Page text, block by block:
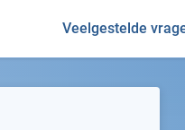
Veelgestelde